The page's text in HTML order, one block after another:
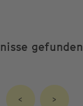
gefunden
< >